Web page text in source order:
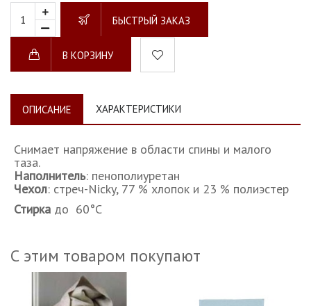
БЫСТРЫЙ ЗАКАЗ
В КОРЗИНУ
ОПИСАНИЕ ХАРАКТЕРИСТИКИ
Снимает напряжение в области спины и малого
таза.
Наполнитель: пенополиуретан
Чехол: стреч-Nicky, 77 % хлопок и 23 % полиэстер
Стирка до 60°C
С этим товаром покупают